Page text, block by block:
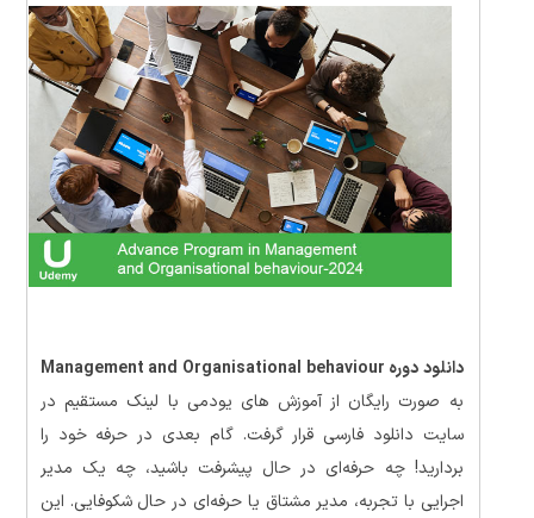
دانلود دوره Management and Organisational behaviour
به صورت رایگان از آموزش های یودمی با لینک مستقیم در
سایت دانلود فارسی قرار گرفت. گام بعدی در حرفه خود را
بردارید! چه حرفه‌ای در حال پیشرفت باشید، چه یک مدیر
اجرایی با تجربه، مدیر مشتاق یا حرفه‌ای در حال شکوفایی. این